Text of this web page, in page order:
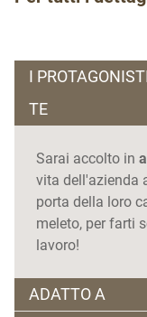
I
TE
Sarai accolto in
vita dell'azienda
porta della loro
meleto, per farti
lavoro!
ADATTO A